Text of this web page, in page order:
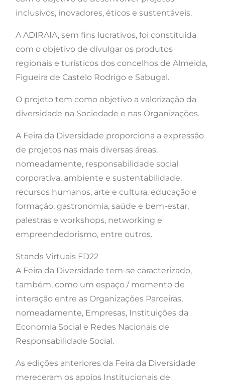
inclusivos, inovadores, éticos e sustentáveis.
A ADIRAIA, sem fins lucrativos, foi constituída
com o objetivo de divulgar os produtos
regionais e turísticos dos concelhos de Almeida,
Figueira de Castelo Rodrigo e Sabugal.
O projeto tem como objetivo a valorização da
diversidade na Sociedade e nas Organizações.
A Feira da Diversidade proporciona a expressão
de projetos nas mais diversas áreas,
nomeadamente, responsabilidade social
corporativa, ambiente e sustentabilidade,
recursos humanos, arte e cultura, educação e
formação, gastronomia, saúde e bem-estar,
palestras e workshops, networking e
empreendedorismo, entre outros.
Stands Virtuais FD22
A Feira da Diversidade tem-se caracterizado,
também, como um espaço / momento de
interação entre as Organizações Parceiras,
nomeadamente, Empresas, Instituições da
Economia Social e Redes Nacionais de
Responsabilidade Social.
As edições anteriores da Feira da Diversidade
mereceram os apoios Institucionais de